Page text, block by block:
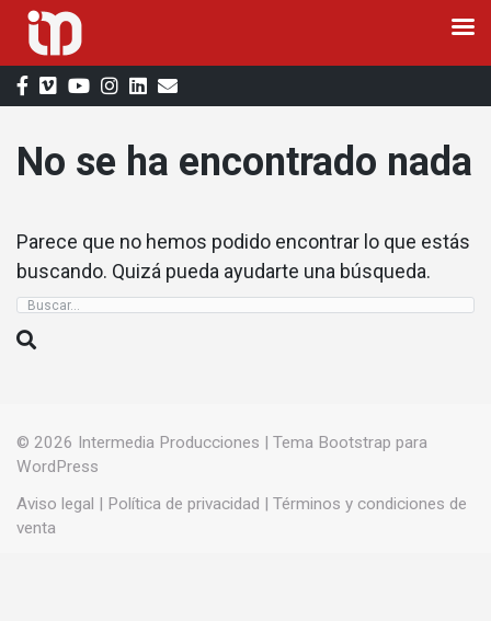
Saltar
al
No se ha encontrado nada
Parece que no hemos podido encontrar lo que estás
buscando. Quizá pueda ayudarte una búsqueda.
© 2026 Intermedia Producciones | Tema Bootstrap para
WordPress
Aviso legal | Política de privacidad | Términos y condiciones de
venta